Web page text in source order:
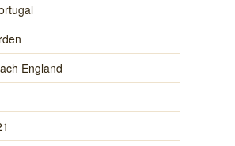
England